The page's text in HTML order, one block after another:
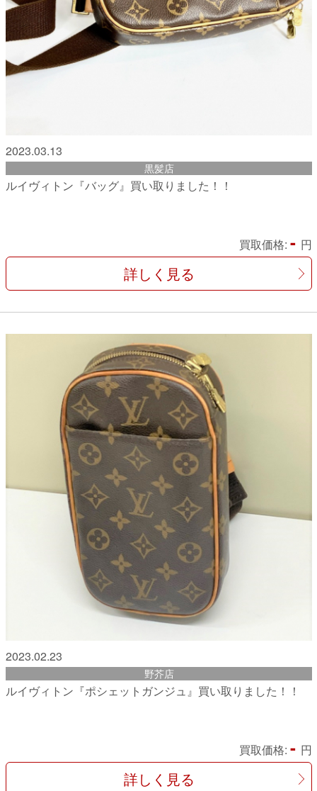
2023.03.13
黒髪店
ルイヴィトン『バッグ』買い取りました！！
買取価格: - 円
詳しく見る
2023.02.23
野芥店
ルイヴィトン『ポシェットガンジュ』買い取りました！！
買取価格: - 円
詳しく見る